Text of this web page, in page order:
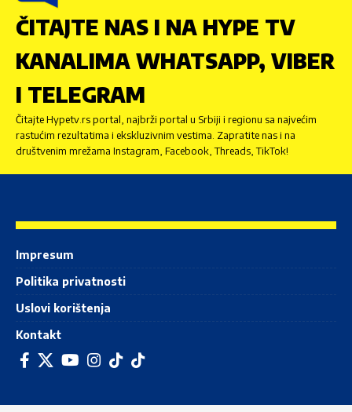
ČITAJTE NAS I NA HYPE TV
KANALIMA WHATSAPP, VIBER
I TELEGRAM
Čitajte Hypetv.rs portal, najbrži portal u Srbiji i regionu sa najvećim
rastućim rezultatima i ekskluzivnim vestima. Zapratite nas i na
društvenim mrežama Instagram, Facebook, Threads, TikTok!
Impresum
Politika privatnosti
Uslovi korištenja
Kontakt